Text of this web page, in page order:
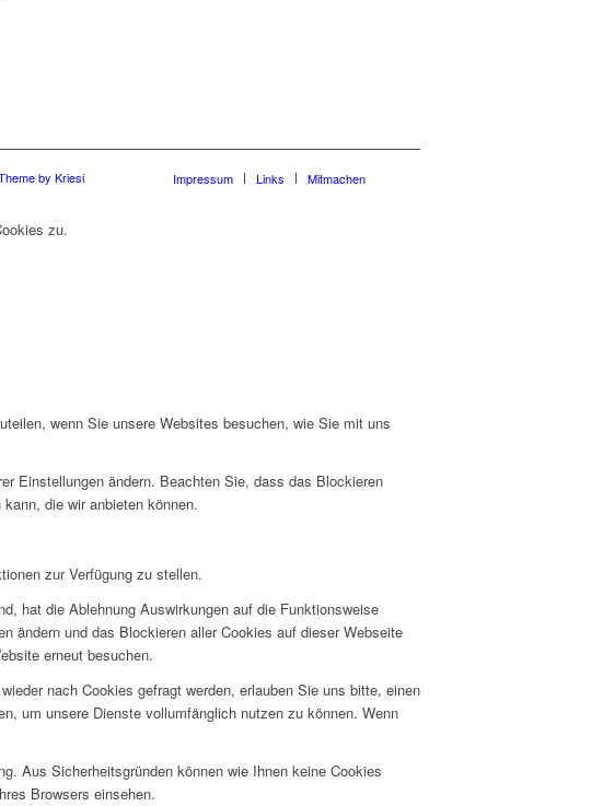
by Kriesi Impressum Links Mitmachen
zu.
wenn Sie unsere Websites besuchen, wie Sie mit uns
Einstellungen ändern. Beachten Sie, dass das Blockieren
die wir anbieten können.
zur Verfügung zu stellen.
hat die Ablehnung Auswirkungen auf die Funktionsweise
ändern und das Blockieren aller Cookies auf dieser Webseite
erneut besuchen.
nach Cookies gefragt werden, erlauben Sie uns bitte, einen
um unsere Dienste vollumfänglich nutzen zu können. Wenn
Aus Sicherheitsgründen können wie Ihnen keine Cookies
Browsers einsehen.